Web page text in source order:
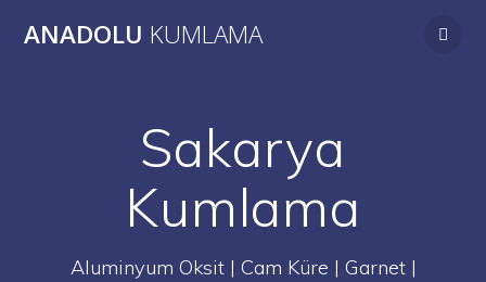
to
ANADOLU KUMLAMA
Sakarya
Kumlama
Aluminyum Oksit | Cam Küre | Garnet |